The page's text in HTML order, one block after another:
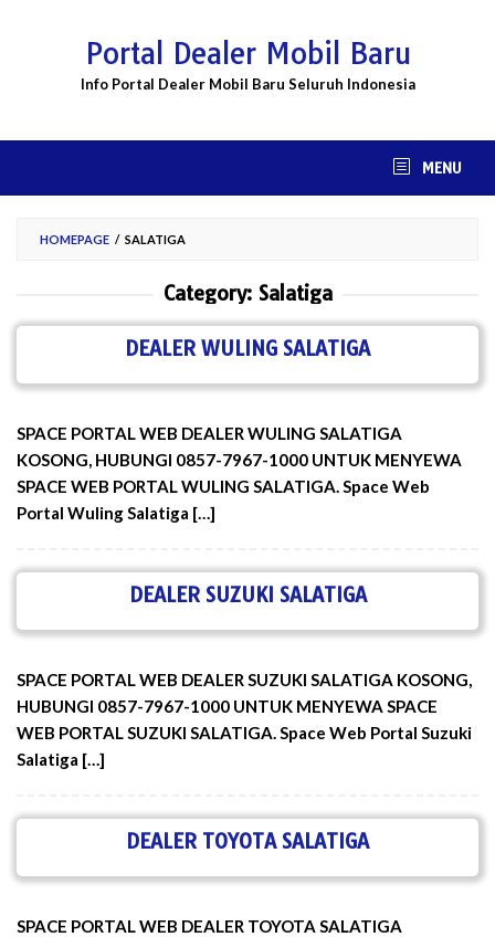
Portal Dealer Mobil Baru
Info Portal Dealer Mobil Baru Seluruh Indonesia
MENU
HOMEPAGE / SALATIGA
Category: Salatiga
DEALER WULING SALATIGA
SPACE PORTAL WEB DEALER WULING SALATIGA
KOSONG, HUBUNGI 0857-7967-1000 UNTUK MENYEWA
SPACE WEB PORTAL WULING SALATIGA. Space Web
Portal Wuling Salatiga […]
DEALER SUZUKI SALATIGA
SPACE PORTAL WEB DEALER SUZUKI SALATIGA KOSONG,
HUBUNGI 0857-7967-1000 UNTUK MENYEWA SPACE
WEB PORTAL SUZUKI SALATIGA. Space Web Portal Suzuki
Salatiga […]
DEALER TOYOTA SALATIGA
SPACE PORTAL WEB DEALER TOYOTA SALATIGA